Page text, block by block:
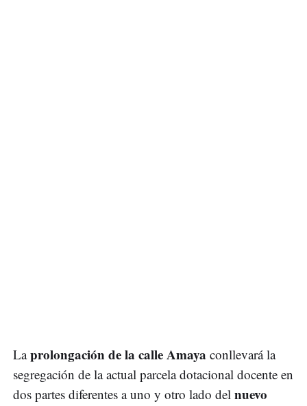
Laprolongación de la calle Amaya conllevará la
segregación de la actual parcela dotacional docente en
dos partes diferentes a uno y otro lado del nuevo